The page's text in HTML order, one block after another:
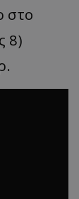
στο
8)